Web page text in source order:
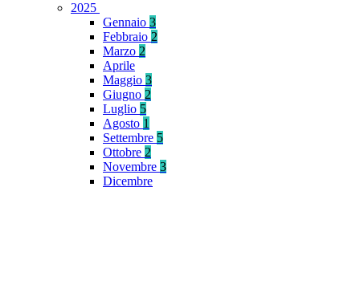
2025
Gennaio 3
Febbraio 2
Marzo 2
Aprile
Maggio 3
Giugno 2
Luglio 5
Agosto 1
Settembre 5
Ottobre 2
Novembre 3
Dicembre